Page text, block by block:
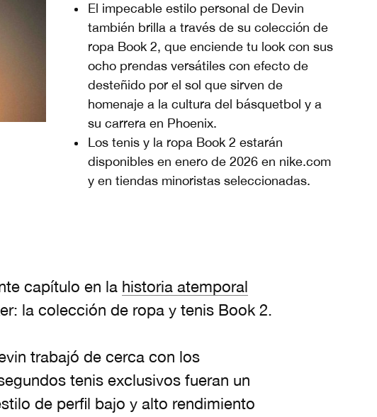
El impecable estilo personal de Devin
también brilla a través de su colección de
ropa Book 2, que enciende tu look con sus
ocho prendas versátiles con efecto de
desteñido por el sol que sirven de
homenaje a la cultura del básquetbol y a
su carrera en Phoenix.
Los tenis y la ropa Book 2 estarán
disponibles en enero de 2026 en nike.com
y en tiendas minoristas seleccionadas.
capítulo en la historia atemporal
la colección de ropa y tenis Book 2.
trabajó de cerca con los
tenis exclusivos fueran un
de perfil bajo y alto rendimiento